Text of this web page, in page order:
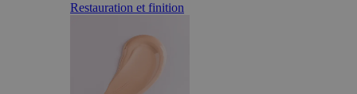
Restauration et finition